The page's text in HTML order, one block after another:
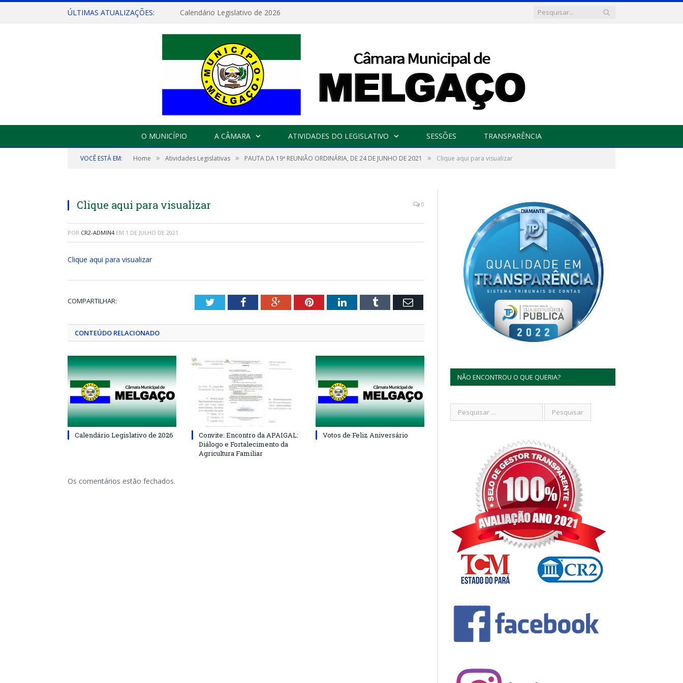
ÚLTIMAS ATUALIZAÇÕES: Calendário Legislativo de 2026
O MUNICÍPIO A CÂMARA ATIVIDADES DO LEGISLATIVO SESSÕES TRANSPARÊNCIA
VOCÊ ESTÁ EM: Home » Atividades Legislativas » PAUTA DA 19ª REUNIÃO ORDINÁRIA, DE 24 DE JUNHO DE 2021 » Clique aqui para visualizar
Clique aqui para visualizar 0
POR CR2-ADMIN4 EM 1 DE JULHO DE 2021
Clique aqui para visualizar
COMPARTILHAR: TwitterFacebookGoogle+PinterestLinkedInTumblr Email
CONTEÚDO RELACIONADO
Calendário Legislativo de 2026
Convite: Encontro da APAIGAL:
Diálogo e Fortalecimento da
Agricultura Familiar
Votos de Feliz Aniversário
Os comentários estão fechados.
NÃO ENCONTROU O QUE QUERIA?